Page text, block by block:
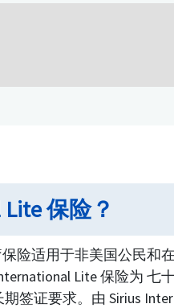
保险？
险适用于非美国公民和
Lite 保险为 七
签证要求。由 Sirius